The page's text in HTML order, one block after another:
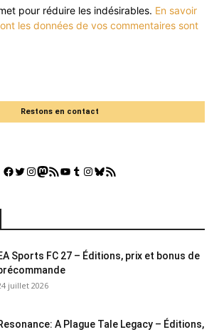
pour réduire les indésirables. En savoir
les données de vos commentaires sont
Restons en contact
Facebook
Twitter
Instagram
Mastodon
Flux RSSYouTube
Tumblr
Instagram
Bluesky
GestGame
Sports FC 27 – Éditions, prix et bonus de
juillet 2026
A Plague Tale Legacy – Éditions,